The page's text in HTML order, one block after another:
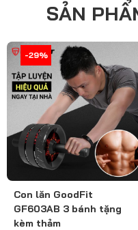
SẢN
-29%
Con lăn GoodFit
GF603AB 3 bánh tặng
kèm thảm
-29%